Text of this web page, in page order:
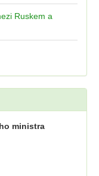
Ruskem a
ministra